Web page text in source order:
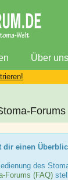
Über uns
Forums
dir einen
des
Forums (FAQ)